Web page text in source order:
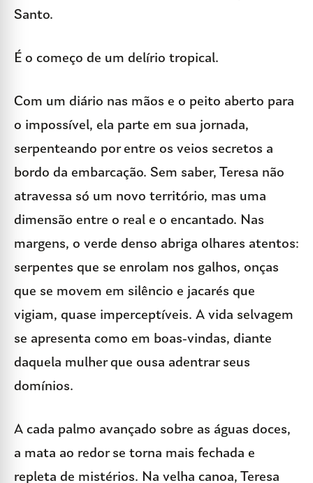
Santo.
É o começo de um delírio tropical.
Com um diário nas mãos e o peito aberto para
o impossível, ela parte em sua jornada,
serpenteando por entre os veios secretos a
bordo da embarcação. Sem saber, Teresa não
atravessa só um novo território, mas uma
dimensão entre o real e o encantado. Nas
margens, o verde denso abriga olhares atentos:
serpentes que se enrolam nos galhos, onças
que se movem em silêncio e jacarés que
vigiam, quase imperceptíveis. A vida selvagem
se apresenta como em boas-vindas, diante
daquela mulher que ousa adentrar seus
domínios.
A cada palmo avançado sobre as águas doces,
a mata ao redor se torna mais fechada e
repleta de mistérios. Na velha canoa, Teresa